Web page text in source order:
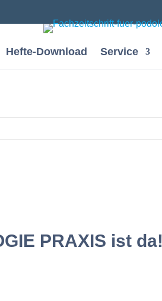
Hefte-Download Service
PRAXIS ist da!